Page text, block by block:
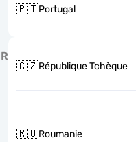
🇵🇹Portugal
R
🇨🇿République Tchèque
🇷🇴Roumanie